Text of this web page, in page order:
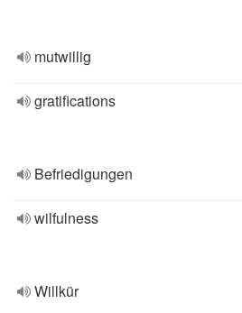
mutwillig
gratifications
Befriedigungen
wilfulness
Willkür